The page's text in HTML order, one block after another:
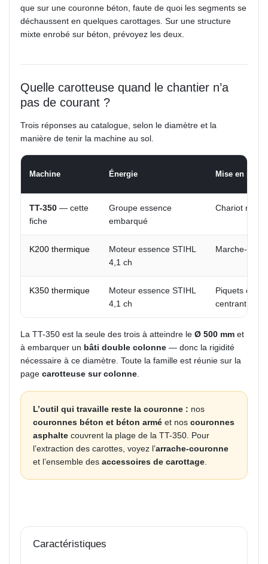
que sur une couronne béton, faute de quoi les segments se
déchaussent en quelques carottages. Sur une structure
mixte enrobé sur béton, prévoyez les deux.
Quelle carotteuse quand le chantier n’a
pas de courant ?
Trois réponses au catalogue, selon le diamètre et la
manière de tenir la machine au sol.
Machine Énergie Mise en place
TT-350 — cette
fiche
Groupe essence
embarqué
Chariot
K200 thermique
Moteur essence STIHL
4,1 ch
Marche-
K350 thermique
Moteur essence STIHL
4,1 ch
Piquets ou
centrant
La TT-350 est la seule des trois à atteindre le Ø 500 mm et
à embarquer un bâti double colonne — donc la rigidité
nécessaire à ce diamètre. Toute la famille est réunie sur la
page carotteuse sur colonne
L’outil qui travaille reste la couronne : nos
couronnes béton et béton armé et nos couronnes
asphalte couvrent la plage de la TT-350. Pour
l’extraction des carottes, voyez l’arrache-couronne
et l’ensemble des accessoires de carottage
Caractéristiques